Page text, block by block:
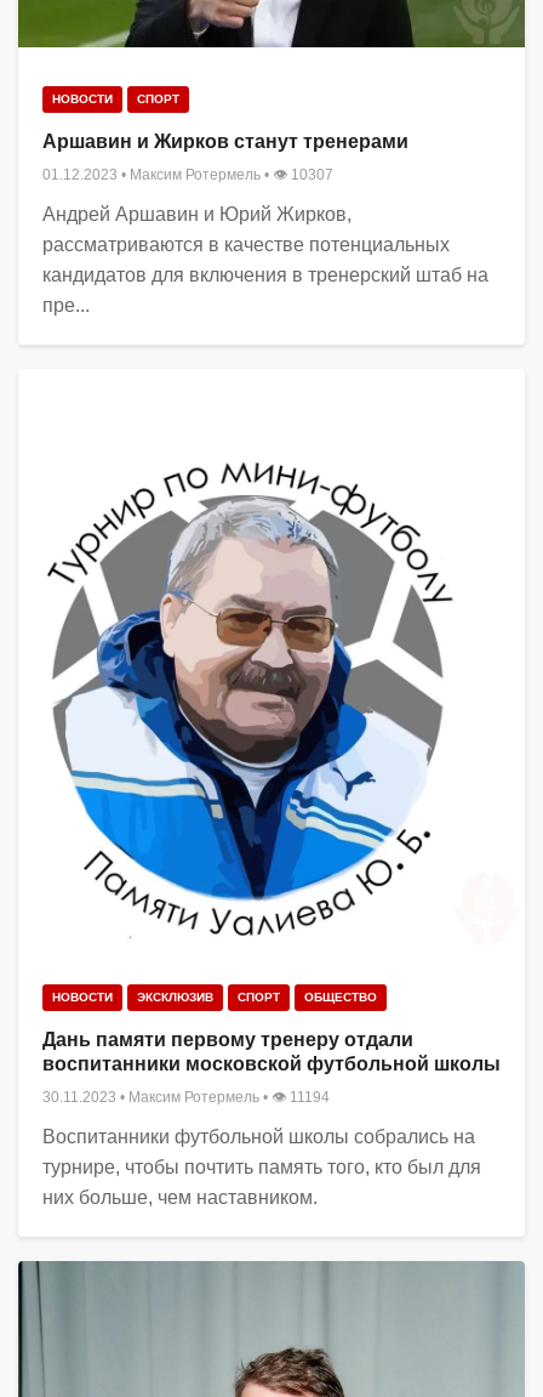
НОВОСТИ СПОРТ
Аршавин и Жирков станут тренерами
01.12.2023 • Максим Ротермель • 👁 10307
Андрей Аршавин и Юрий Жирков,
рассматриваются в качестве потенциальных
кандидатов для включения в тренерский штаб на
пре...
НОВОСТИ ЭКСКЛЮЗИВ СПОРТ ОБЩЕСТВО
Дань памяти первому тренеру отдали
воспитанники московской футбольной школы
30.11.2023 • Максим Ротермель • 👁 11194
Воспитанники футбольной школы собрались на
турнире, чтобы почтить память того, кто был для
них больше, чем наставником.